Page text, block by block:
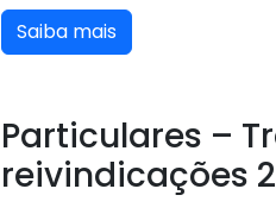
Saiba mais
Particulares –
reivindicações